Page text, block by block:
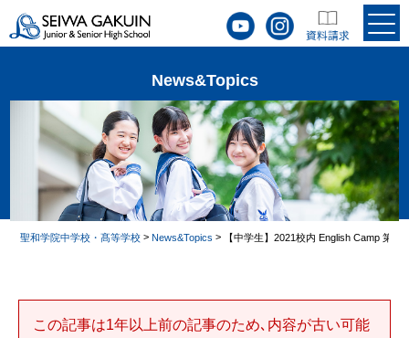
News&Topics
聖和学院中学校・髙等学校 >News&Topics > 【中学生】2021校内 English Camp 第2
この記事は1年以上前の記事のため､内容が古い可能